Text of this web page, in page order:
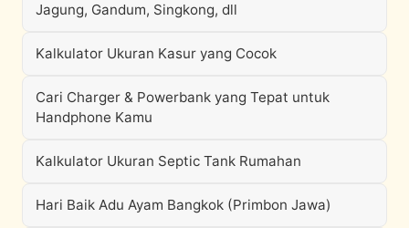
Jagung, Gandum, Singkong, dll
Kalkulator Ukuran Kasur yang Cocok
Cari Charger & Powerbank yang Tepat untuk
Handphone Kamu
Kalkulator Ukuran Septic Tank Rumahan
Hari Baik Adu Ayam Bangkok (Primbon Jawa)